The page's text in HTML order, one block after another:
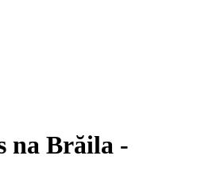
na Brăila -